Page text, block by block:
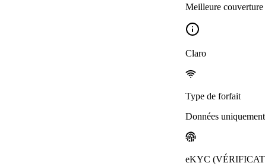
Meilleure couverture
Claro
Type de forfait
Données uniquement
eKYC